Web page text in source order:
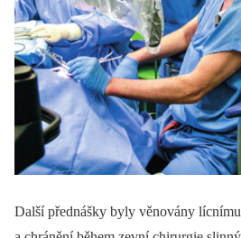
Další přednášky byly věnovány